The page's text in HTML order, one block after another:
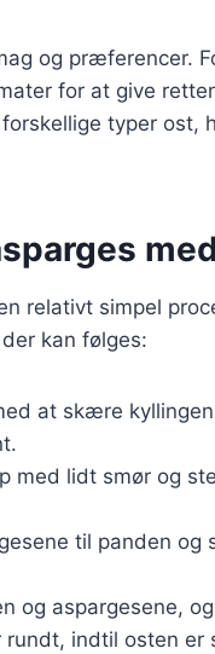
og præferencer.
for at give
typer ost,
relativt simpel
kan følges:
at skære
med lidt smør og
til panden og
og aspargesene,
indtil osten er